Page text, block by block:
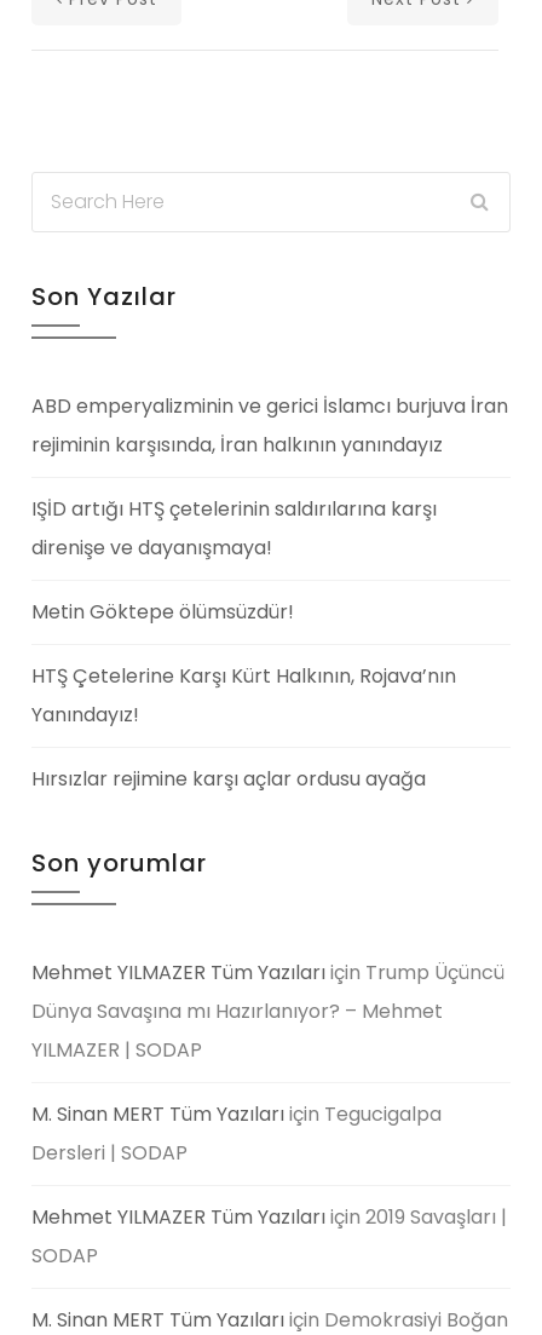
Son Yazılar
ABD emperyalizminin ve gerici İslamcı burjuva İran
rejiminin karşısında, İran halkının yanındayız
IŞİD artığı HTŞ çetelerinin saldırılarına karşı
direnişe ve dayanışmaya!
Metin Göktepe ölümsüzdür!
HTŞ Çetelerine Karşı Kürt Halkının, Rojava’nın
Yanındayız!
Hırsızlar rejimine karşı açlar ordusu ayağa
Son yorumlar
Mehmet YILMAZER Tüm Yazılarıiçin Trump Üçüncü
Dünya Savaşına mı Hazırlanıyor? – Mehmet
YILMAZER | SODAP
M. Sinan MERT Tüm Yazılarıiçin Tegucigalpa
Dersleri | SODAP
Mehmet YILMAZER Tüm Yazılarıiçin2019 Savaşları |
SODAP
M. Sinan MERT Tüm Yazılarıiçin Demokrasiyi Boğan